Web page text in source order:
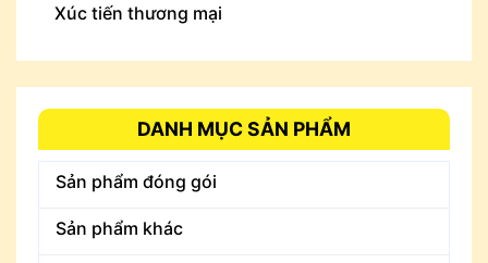
Xúc tiến thương mại
DANH MỤC SẢN PHẨM
Sản phẩm đóng gói
Sản phẩm khác